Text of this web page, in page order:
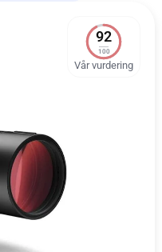
92
100
Vår vurdering